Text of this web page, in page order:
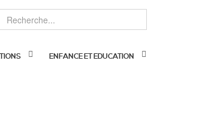
ENFANCE ET EDUCATION